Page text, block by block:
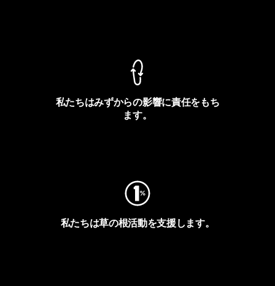
私たちはみずからの影響に責任をもち
ます。
私たちは草の根活動を支援します。